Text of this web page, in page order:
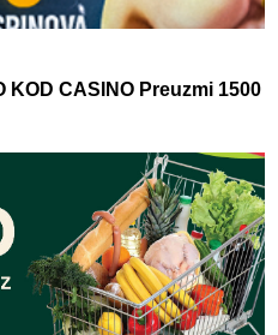
KOD CASINO Preuzmi 1500